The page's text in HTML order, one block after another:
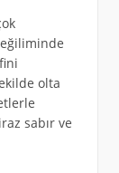
olta
sabır ve